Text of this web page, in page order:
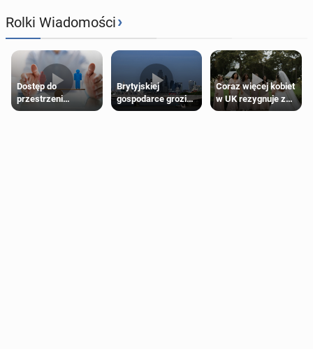
Rolki Wiadomości›
Dostęp do
przestrzeni
przeznaczonych
Brytyjskiej
gospodarce grozi
recesja, jeśli
Coraz więcej kobiet
w UK rezygnuje z
roli druhny na